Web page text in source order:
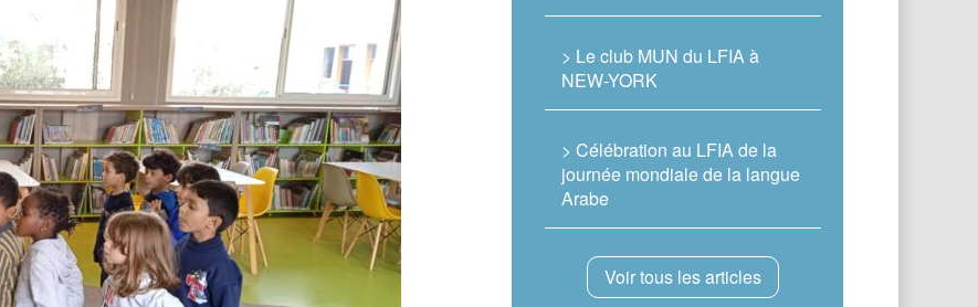
> Le club MUN du LFIA à
NEW-YORK
> Célébration au LFIA de la
journée mondiale de la langue
Arabe
Voir tous les articles